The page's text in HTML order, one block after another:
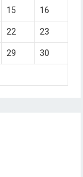
15 16
22 23
29 30